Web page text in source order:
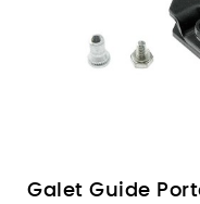
Galet Guide